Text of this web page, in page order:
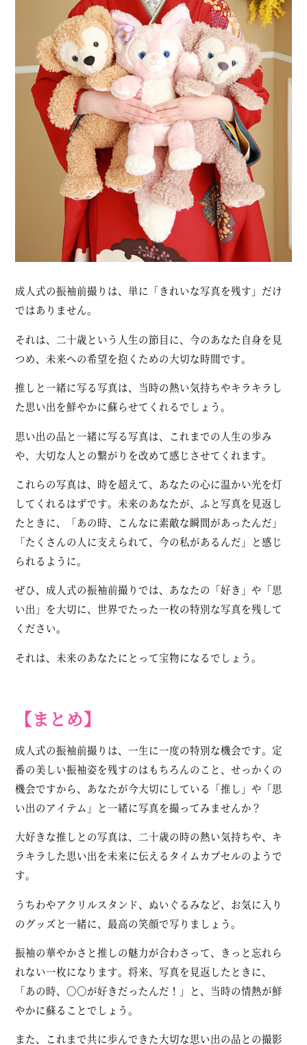
成人式の振袖前撮りは、単に「きれいな写真を残す」だけ
ではありません。
それは、二十歳という人生の節目に、今のあなた自身を見
つめ、未来への希望を抱くための大切な時間です。
推しと一緒に写る写真は、当時の熱い気持ちやキラキラし
た思い出を鮮やかに蘇らせてくれるでしょう。
思い出の品と一緒に写る写真は、これまでの人生の歩み
や、大切な人との繋がりを改めて感じさせてくれます。
これらの写真は、時を超えて、あなたの心に温かい光を灯
してくれるはずです。未来のあなたが、ふと写真を見返し
たときに、「あの時、こんなに素敵な瞬間があったんだ」
「たくさんの人に支えられて、今の私があるんだ」と感じ
られるように。
ぜひ、成人式の振袖前撮りでは、あなたの「好き」や「思
い出」を大切に、世界でたった一枚の特別な写真を残して
ください。
それは、未来のあなたにとって宝物になるでしょう。
【まとめ】
成人式の振袖前撮りは、一生に一度の特別な機会です。定
番の美しい振袖姿を残すのはもちろんのこと、せっかくの
機会ですから、あなたが今大切にしている「推し」や「思
い出のアイテム」と一緒に写真を撮ってみませんか？
大好きな推しとの写真は、二十歳の時の熱い気持ちや、キ
ラキラした思い出を未来に伝えるタイムカプセルのようで
す。
うちわやアクリルスタンド、ぬいぐるみなど、お気に入り
のグッズと一緒に、最高の笑顔で写りましょう。
振袖の華やかさと推しの魅力が合わさって、きっと忘れら
れない一枚になります。将来、写真を見返したときに、
「あの時、〇〇が好きだったんだ！」と、当時の情熱が鮮
やかに蘇ることでしょう。
また、これまで共に歩んできた大切な思い出の品との撮影